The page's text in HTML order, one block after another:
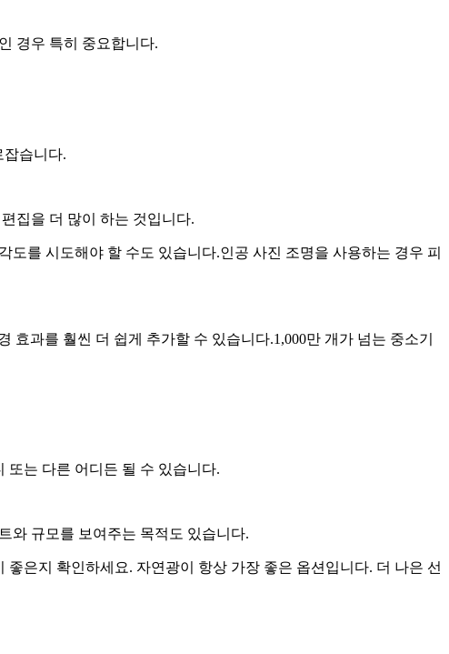
경우 특히 중요합니다.
잡습니다.
집을 더 많이 하는 것입니다.
를 시도해야 할 수도 있습니다.인공 사진 조명을 사용하는 경우 피
과를 훨씬 더 쉽게 추가할 수 있습니다.1,000만 개가 넘는 중소기
또는 다른 어디든 될 수 있습니다.
와 규모를 보여주는 목적도 있습니다.
은지 확인하세요. 자연광이 항상 가장 좋은 옵션입니다. 더 나은 선